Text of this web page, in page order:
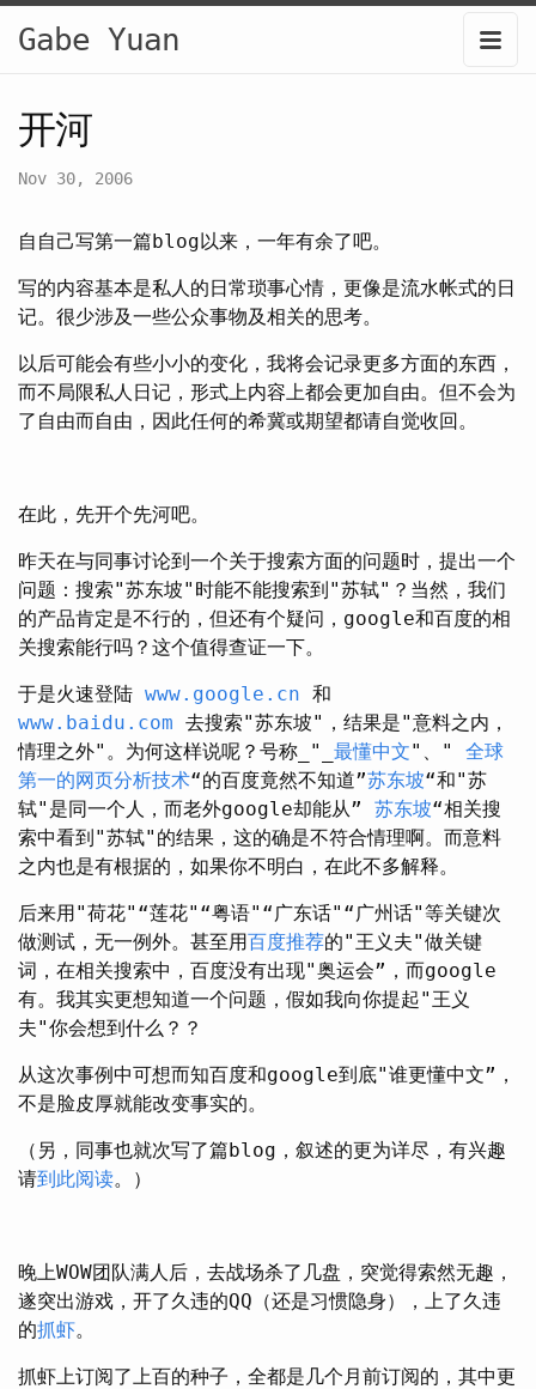
Gabe Yuan
开河
Nov 30, 2006
自自己写第一篇blog以来，一年有余了吧。
写的内容基本是私人的日常琐事心情，更像是流水帐式的日
记。很少涉及一些公众事物及相关的思考。
以后可能会有些小小的变化，我将会记录更多方面的东西，
而不局限私人日记，形式上内容上都会更加自由。但不会为
了自由而自由，因此任何的希冀或期望都请自觉收回。
在此，先开个先河吧。
昨天在与同事讨论到一个关于搜索方面的问题时，提出一个
问题：搜索"苏东坡"时能不能搜索到"苏轼"？当然，我们
的产品肯定是不行的，但还有个疑问，google和百度的相
关搜索能行吗？这个值得查证一下。
于是火速登陆 www.google.cn 和
www.baidu.com 去搜索"苏东坡"，结果是"意料之内，
情理之外"。为何这样说呢？号称_"_ 最懂中文"、"
全球
第一的网页分析技术“的百度竟然不知道”苏东坡“和"苏
轼"是同一个人，而老外google却能从”
苏东坡“相关搜
索中看到"苏轼"的结果，这的确是不符合情理啊。而意料
之内也是有根据的，如果你不明白，在此不多解释。
后来用"荷花"“莲花"“粤语"“广东话"“广州话"等关键次
做测试，无一例外。甚至用百度推荐的"王义夫"做关键
词，在相关搜索中，百度没有出现"奥运会”，而google
有。我其实更想知道一个问题，假如我向你提起"王义
夫"你会想到什么？？
从这次事例中可想而知百度和google到底"谁更懂中文”，
不是脸皮厚就能改变事实的。
（另，同事也就次写了篇blog，叙述的更为详尽，有兴趣
请到此阅读。）
晚上WOW团队满人后，去战场杀了几盘，突觉得索然无趣，
遂突出游戏，开了久违的QQ（还是习惯隐身），上了久违
的抓虾。
抓虾上订阅了上百的种子，全都是几个月前订阅的，其中更